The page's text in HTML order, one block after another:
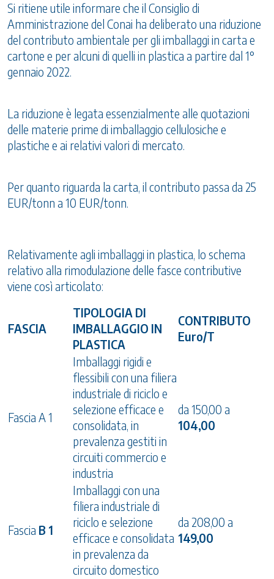
Si ritiene utile informare che il Consiglio di
Amministrazione del Conai ha deliberato una riduzione
del contributo ambientale per gli imballaggi in carta e
cartone e per alcuni di quelli in plastica a partire dal 1°
gennaio 2022.
La riduzione è legata essenzialmente alle quotazioni
delle materie prime di imballaggio cellulosiche e
plastiche e ai relativi valori di mercato.
Per quanto riguarda la carta, il contributo passa da 25
EUR/tonn a 10 EUR/tonn.
Relativamente agli imballaggi in plastica, lo schema
relativo alla rimodulazione delle fasce contributive
viene così articolato:
FASCIA
TIPOLOGIA DI
IMBALLAGGIO IN
PLASTICA
CONTRIBUTO
Euro/T
Fascia A 1
Imballaggi rigidi e
flessibili con una filiera
industriale di riciclo e
selezione efficace e
consolidata, in
prevalenza gestiti in
circuiti commercio e
industria
da 150,00 a
104,00
Fascia B 1
Imballaggi con una
filiera industriale di
riciclo e selezione
efficace e consolidata
in prevalenza da
circuito domestico
da 208,00 a
149,00